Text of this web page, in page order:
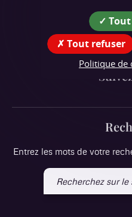
107 rue
38470
tél : 04
Entrez les mots de votre
Recherchez
Tout refuser
Politique de